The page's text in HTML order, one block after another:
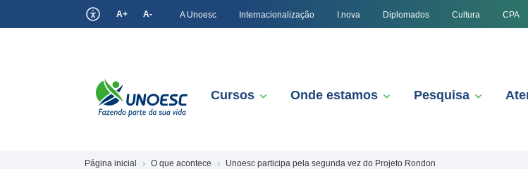
A+ A- A Unoesc Internacionalização I.nova Diplomados Cultura CPA
Cursos Onde estamos Pesquisa
Página inicial O que acontece Unoesc participa pela segunda vez do Projeto Rondon